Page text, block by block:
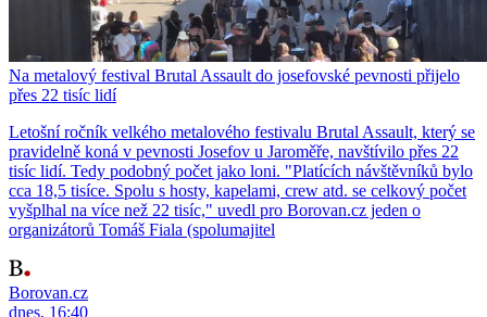
Na metalový festival Brutal Assault do josefovské pevnosti přijelo
přes 22 tisíc lidí
Letošní ročník velkého metalového festivalu Brutal Assault, který se
pravidelně koná v pevnosti Josefov u Jaroměře, navštívilo přes 22
tisíc lidí. Tedy podobný počet jako loni. "Platících návštěvníků bylo
cca 18,5 tisíce. Spolu s hosty, kapelami, crew atd. se celkový počet
vyšplhal na více než 22 tisíc," uvedl pro Borovan.cz jeden o
organizátorů Tomáš Fiala (spolumajitel
Borovan.cz
dnes, 16:40